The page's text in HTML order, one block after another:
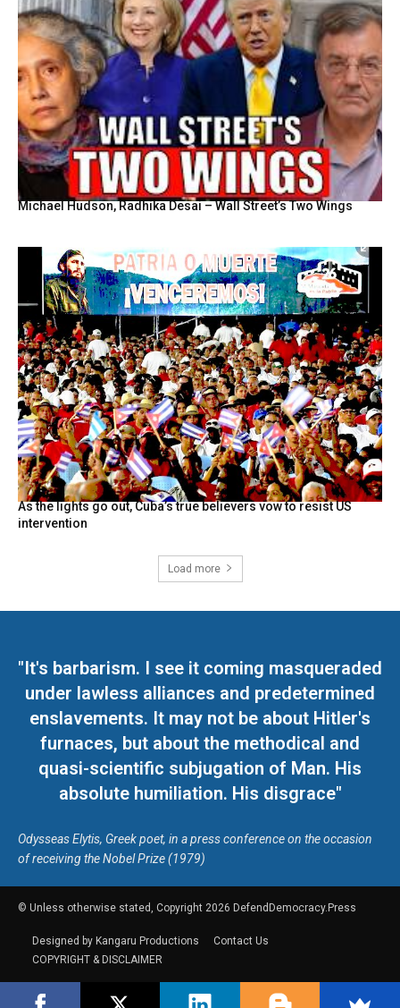
Michael Hudson, Radhika Desai – Wall Street’s Two Wings
As the lights go out, Cuba’s true believers vow to resist US
intervention
Load more
"It's barbarism. I see it coming masqueraded
under lawless alliances and predetermined
enslavements. It may not be about Hitler's
furnaces, but about the methodical and
quasi-scientific subjugation of Man. His
absolute humiliation. His disgrace"
Odysseas Elytis, Greek poet, in a press conference on the occasion
of receiving the Nobel Prize (1979)
© Unless otherwise stated, Copyright 2026 DefendDemocracy.Press
Designed by Kangaru Productions
Contact Us
COPYRIGHT & DISCLAIMER